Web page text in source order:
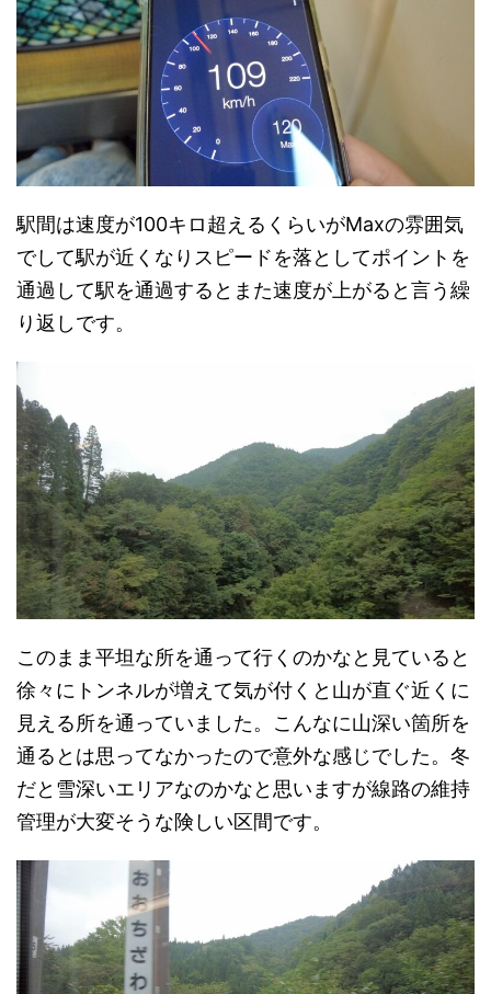
駅間は速度が100キロ超えるくらいがMaxの雰囲気
でして駅が近くなりスピードを落としてポイントを
通過して駅を通過するとまた速度が上がると言う繰
り返しです。
このまま平坦な所を通って行くのかなと見ていると
徐々にトンネルが増えて気が付くと山が直ぐ近くに
見える所を通っていました。こんなに山深い箇所を
通るとは思ってなかったので意外な感じでした。冬
だと雪深いエリアなのかなと思いますが線路の維持
管理が大変そうな険しい区間です。